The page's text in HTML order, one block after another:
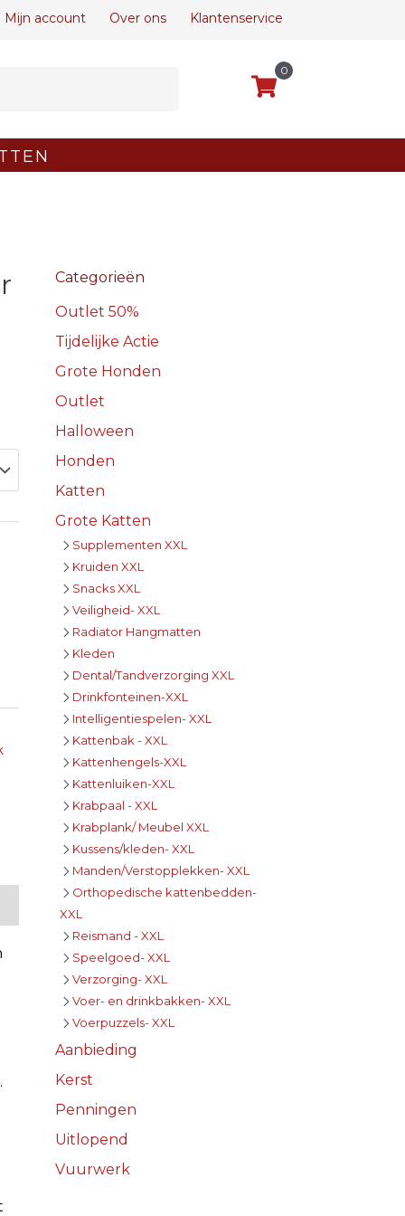
Mijn account Over ons Klantenservice
0
Categorieën
Outlet 50%
Tijdelijke Actie
Grote Honden
Outlet
Halloween
Honden
Katten
Grote Katten
Supplementen XXL
Kruiden XXL
Snacks XXL
Veiligheid- XXL
Radiator Hangmatten
Kleden
Dental/Tandverzorging XXL
Drinkfonteinen-XXL
Intelligentiespelen- XXL
Kattenbak - XXL
Kattenhengels-XXL
Kattenluiken-XXL
Krabpaal - XXL
Krabplank/ Meubel XXL
Kussens/kleden- XXL
Manden/Verstopplekken- XXL
Orthopedische kattenbedden-
XXL
Reismand - XXL
Speelgoed- XXL
Verzorging- XXL
Voer- en drinkbakken- XXL
Voerpuzzels- XXL
Aanbieding
Kerst
Penningen
Uitlopend
Vuurwerk